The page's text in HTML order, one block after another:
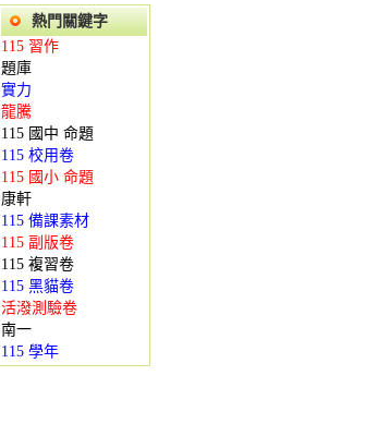
熱門關鍵字
115 習作
題庫
實力
龍騰
115 國中 命題
115 校用卷
115 國小 命題
康軒
115 備課素材
115 副版卷
115 複習卷
115 黑貓卷
活潑測驗卷
南一
115 學年